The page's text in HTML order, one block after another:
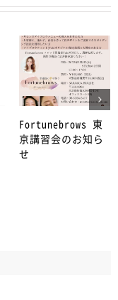
Fortunebrows 東
京講習会のお知ら
せ